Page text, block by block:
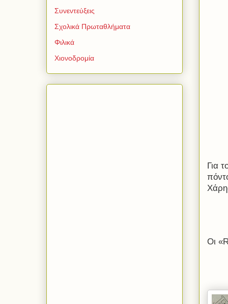
Για
Οι «
Συνεντεύξεις
Σχολικά Πρωταθλήματα
Φιλικά
Χιονοδρομία